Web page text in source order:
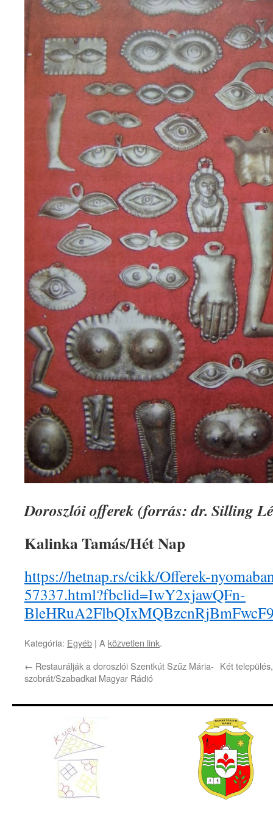
Doroszlói offerek (forrás: dr. Silling
Kalinka Tamás/Hét Nap
https://hetnap.rs/cikk/Offerek-
57337.html?fbclid=IwY2xjawQFn-
Kategória: Egyéb | A közvetlen link.
← Restaurálják a doroszlói Szentkút Szűz Mária-
szobrát/Szabadkai Magyar Rádió
Két